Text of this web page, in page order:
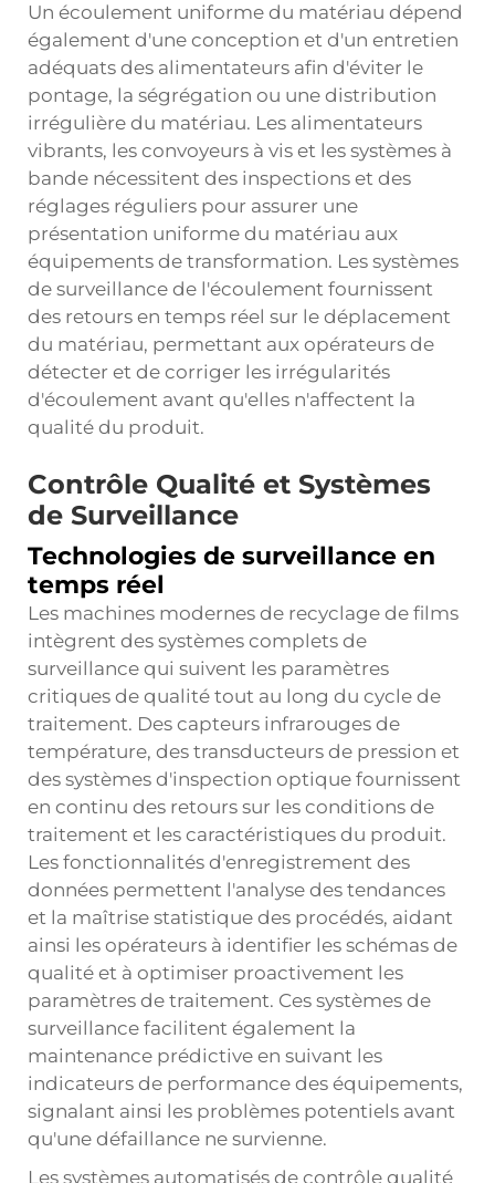
Un écoulement uniforme du matériau dépend
également d'une conception et d'un entretien
adéquats des alimentateurs afin d'éviter le
pontage, la ségrégation ou une distribution
irrégulière du matériau. Les alimentateurs
vibrants, les convoyeurs à vis et les systèmes à
bande nécessitent des inspections et des
réglages réguliers pour assurer une
présentation uniforme du matériau aux
équipements de transformation. Les systèmes
de surveillance de l'écoulement fournissent
des retours en temps réel sur le déplacement
du matériau, permettant aux opérateurs de
détecter et de corriger les irrégularités
d'écoulement avant qu'elles n'affectent la
qualité du produit.
Contrôle Qualité et Systèmes
de Surveillance
Technologies de surveillance en
temps réel
Les machines modernes de recyclage de films
intègrent des systèmes complets de
surveillance qui suivent les paramètres
critiques de qualité tout au long du cycle de
traitement. Des capteurs infrarouges de
température, des transducteurs de pression et
des systèmes d'inspection optique fournissent
en continu des retours sur les conditions de
traitement et les caractéristiques du produit.
Les fonctionnalités d'enregistrement des
données permettent l'analyse des tendances
et la maîtrise statistique des procédés, aidant
ainsi les opérateurs à identifier les schémas de
qualité et à optimiser proactivement les
paramètres de traitement. Ces systèmes de
surveillance facilitent également la
maintenance prédictive en suivant les
indicateurs de performance des équipements,
signalant ainsi les problèmes potentiels avant
qu'une défaillance ne survienne.
Les systèmes automatisés de contrôle qualité